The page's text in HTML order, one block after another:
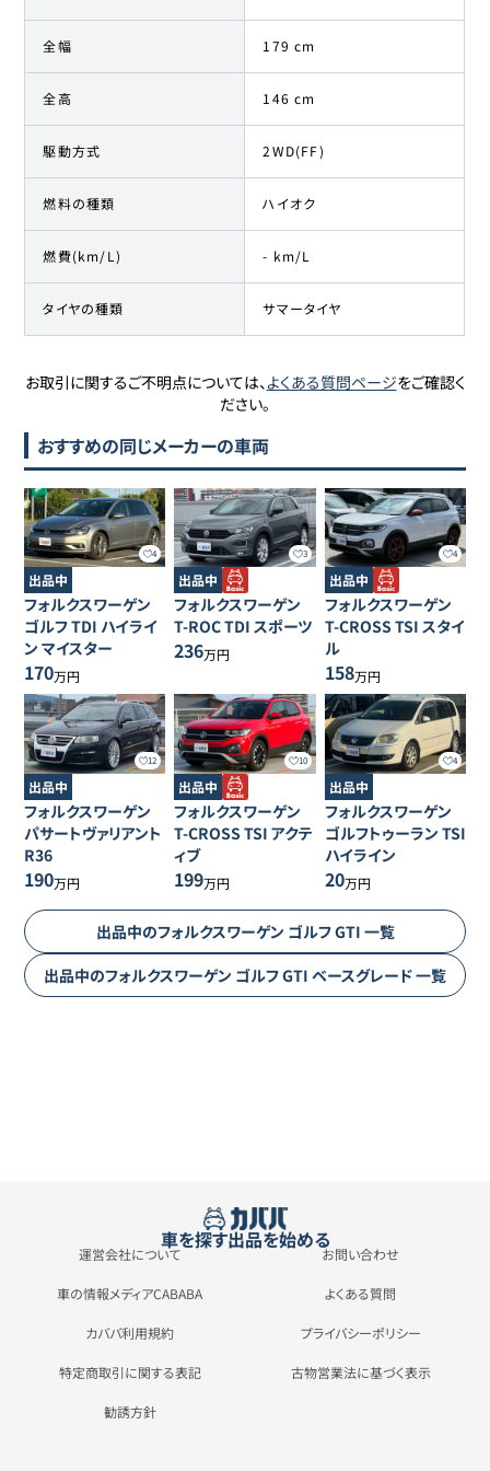
全幅 179 cm
全高 146 cm
駆動方式 2WD(FF)
燃料の種類 ハイオク
燃費(km/L) - km/L
タイヤの種類 サマータイヤ
お取引に関するご不明点については、よくある質問ページをご確認く
ださい。
おすすめの同じメーカーの車両
4
出品中
フォルクスワーゲン
ゴルフTDI ハイライ
ン マイスター
170万円
3
出品中
フォルクスワーゲン
T-ROCTDI スポーツ
236万円
4
出品中
フォルクスワーゲン
T-CROSSTSI スタイ
ル
158万円
12
出品中
フォルクスワーゲン
パサートヴァリアント
R36
190万円
10
出品中
フォルクスワーゲン
T-CROSSTSI アクテ
ィブ
199万円
4
出品中
フォルクスワーゲン
ゴルフトゥーラン TSI
ハイライン
20万円
出品中のフォルクスワーゲン ゴルフ GTI 一覧
出品中のフォルクスワーゲン ゴルフ GTI ベースグレード一覧
車を探す出品を始める
運営会社について お問い合わせ
車の情報メディアCABABA よくある質問
カババ利用規約 プライバシーポリシー
特定商取引に関する表記 古物営業法に基づく表示
勧誘方針